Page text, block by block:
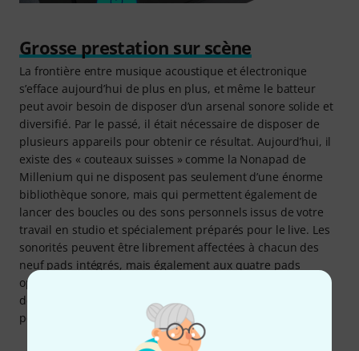
Grosse prestation sur scène
La frontière entre musique acoustique et électronique
s’efface aujourd’hui de plus en plus, et même le batteur
peut avoir besoin de disposer d’un arsenal sonore solide et
diversifié. Par le passé, il était nécessaire de disposer de
plusieurs appareils pour obtenir ce résultat. Aujourd’hui, il
existe des « couteaux suisses » comme la Nonapad de
Millenium qui ne disposent pas seulement d’une énorme
bibliothèque sonore, mais qui permettent également de
lancer des boucles ou des sons personnels issus de votre
travail en studio et spécialement préparés pour le live. Les
sonorités peuvent être librement affectées à chacun des
neuf pads intégrés, mais également aux quatre pads
optionnels que l’on peut ajouter grâce aux connectiques
dédiées. Ceci afin de vous offrir le plus grand confort
possible durant vos performances.